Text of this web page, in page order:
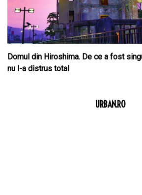
Domul din Hiroshima. De ce a fost
nu l-a distrus total
URBAN.RO